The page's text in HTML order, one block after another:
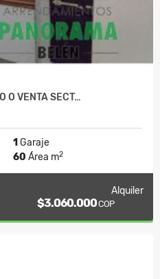
O VENTA SECT…
1 Garaje
60 Área m2
Alquiler
$3.060.000COP